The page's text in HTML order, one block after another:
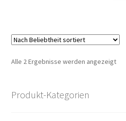
Alle 2 Ergebnisse werden angezeigtNach
Produkt-Kategorien